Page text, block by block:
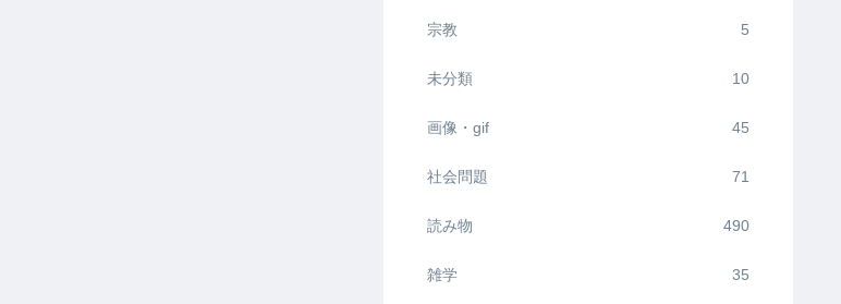
宗教 5
未分類 10
画像・gif 45
社会問題 71
読み物 490
雑学 35